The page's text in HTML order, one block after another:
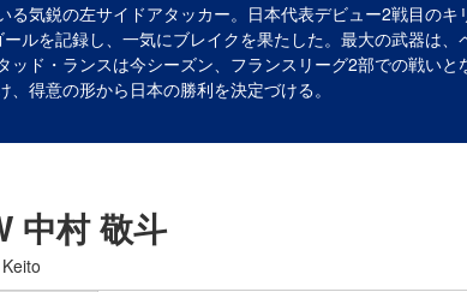
気鋭の左サイドアタッカー。日本代表デビュー2戦目の
ルを記録し、一気にブレイクを果たした。最大の武器は
ド・ランスは今シーズン、フランスリーグ2部での戦い
得意の形から日本の勝利を決定づける。
中村 敬斗